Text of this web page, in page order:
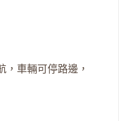
，車輛可停路邊，